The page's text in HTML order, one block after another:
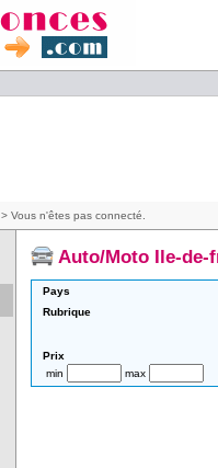
> Vous n'êtes pas connecté.
Auto/Moto Ile-de-
Pays
Rubrique
Prix
min
max